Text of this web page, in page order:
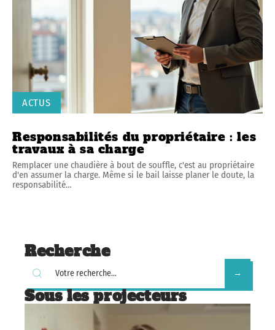
ACTUS
Responsabilités du propriétaire : les
travaux à sa charge
Remplacer une chaudière à bout de souffle, c'est au propriétaire
d'en assumer la charge. Même si le bail laisse planer le doute, la
responsabilité…
Recherche
Sous les projecteurs